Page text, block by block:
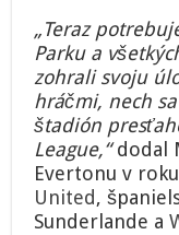
„Teraz
Parku a
zohrali svoju
hráčmi, nech
štadión
League,“dodal
Evertonu v
United,
Sunderlande a